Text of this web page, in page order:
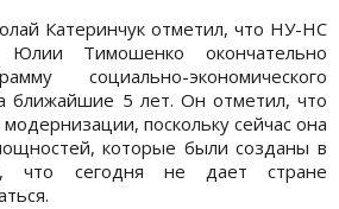
Катеринчук отметил, что НУ-НС
Тимошенко окончательно
социально-экономического
ближайшие 5 лет. Он отметил, что
поскольку сейчас она
которые были созданы в
что сегодня не дает стране